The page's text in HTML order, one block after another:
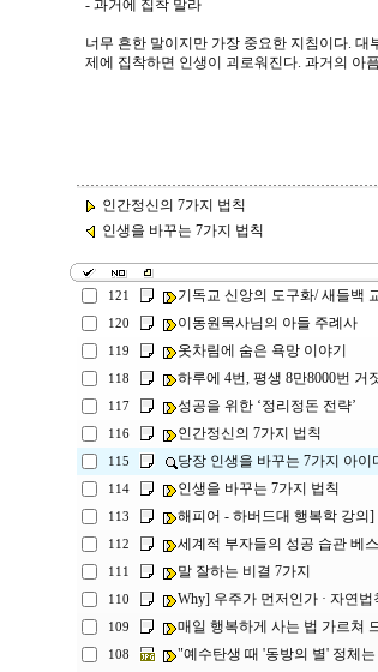
- 과거에 집착 말라
너무 흔한 말이지만 가장 중요한 지침이다.
제에 집착하면 인생이 괴로워진다. 과거의 아
인간정신의 7가지 법칙
인생을 바꾸는 7가지 법칙
121 기독교 신앙의 도구화/ 새들백
120 이동원목사님의 아들 주례사
119 옷차림에 숨은 욕망 이야기
118 하루에 4번, 평생 8만8000번 거
117 성공을 위한 ‘정리정돈 전략’
116 인간정신의 7가지 법칙
115 당장 인생을 바꾸는 7가지 아이
114 인생을 바꾸는 7가지 법칙
113 해피어 - 하버드대 행복학 강의]
112 세계적 부자들의 성공 습관 베
111 말 잘하는 비결 7가지
110 Why] 우주가 먼저인가 · 자연
109 매일 행복하게 사는 법 가르쳐
108 "예수탄생 때 '동방의 별' 정체